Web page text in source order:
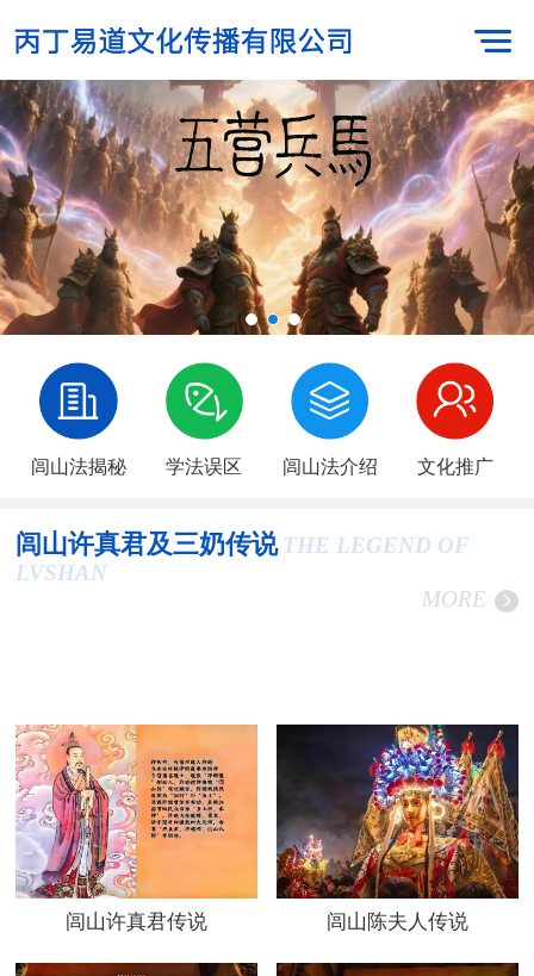
闾山法揭秘 学法误区 闾山法介绍 文化推广
闾山许真君及三奶传说 THE LEGEND OF
LVSHAN
MORE
闾山许真君传说 闾山陈夫人传说